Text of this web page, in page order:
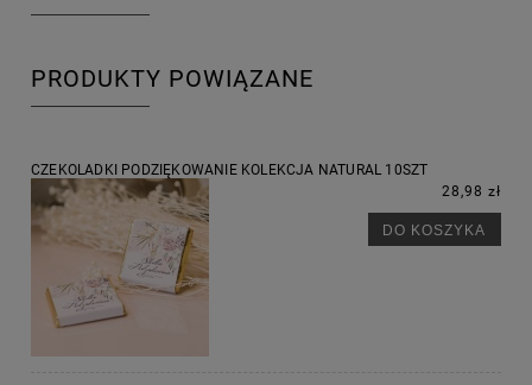
PRODUKTY POWIĄZANE
CZEKOLADKI PODZIĘKOWANIE KOLEKCJA NATURAL 10SZT
28,98 zł
DO KOSZYKA